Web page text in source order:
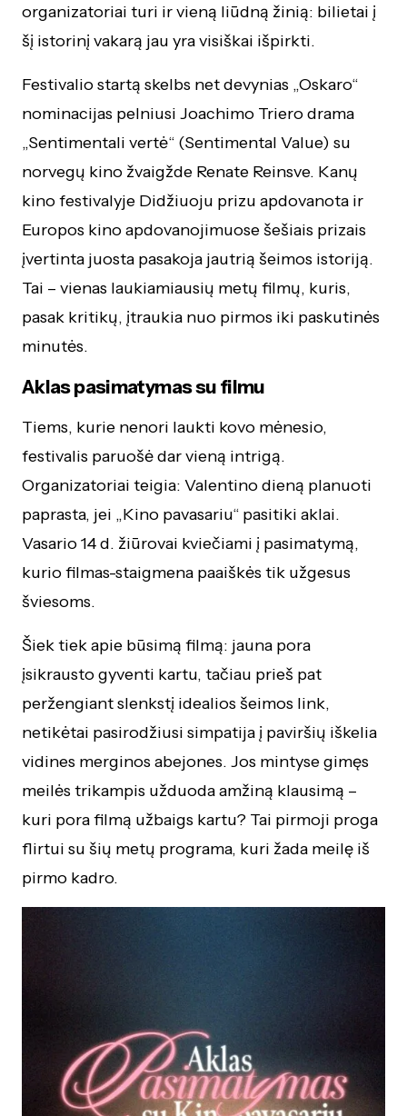
organizatoriai turi ir vieną liūdną žinią: bilietai į
šį istorinį vakarą jau yra visiškai išpirkti.
Festivalio startą skelbs net devynias „Oskaro“
nominacijas pelniusi Joachimo Triero drama
„Sentimentali vertė“ (Sentimental Value) su
norvegų kino žvaigžde Renate Reinsve. Kanų
kino festivalyje Didžiuoju prizu apdovanota ir
Europos kino apdovanojimuose šešiais prizais
įvertinta juosta pasakoja jautrią šeimos istoriją.
Tai – vienas laukiamiausių metų filmų, kuris,
pasak kritikų, įtraukia nuo pirmos iki paskutinės
minutės.
Aklas pasimatymas su filmu
Tiems, kurie nenori laukti kovo mėnesio,
festivalis paruošė dar vieną intrigą.
Organizatoriai teigia: Valentino dieną planuoti
paprasta, jei „Kino pavasariu“ pasitiki aklai.
Vasario 14 d. žiūrovai kviečiami į pasimatymą,
kurio filmas-staigmena paaiškės tik užgesus
šviesoms.
Šiek tiek apie būsimą filmą: jauna pora
įsikrausto gyventi kartu, tačiau prieš pat
peržengiant slenkstį idealios šeimos link,
netikėtai pasirodžiusi simpatija į paviršių iškelia
vidines merginos abejones. Jos mintyse gimęs
meilės trikampis užduoda amžiną klausimą –
kuri pora filmą užbaigs kartu? Tai pirmoji proga
flirtui su šių metų programa, kuri žada meilę iš
pirmo kadro.